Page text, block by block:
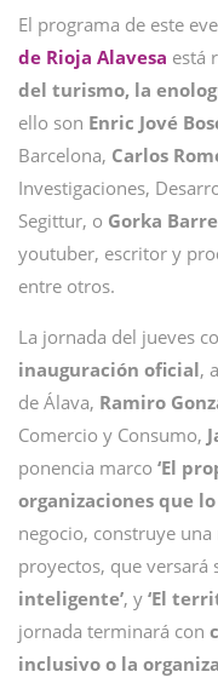
El programa de este
de Rioja Alavesa está
del turismo, la
ello son Enric Jové
Barcelona, Carlos
Investigaciones,
Segittur, o Gorka
youtuber, escritor y
entre otros.
La jornada del jueves
inauguración oficial,
de Álava, Ramiro
Comercio y Consumo,
ponencia marco ‘El
organizaciones que
negocio, construye una
proyectos, que versará
inteligente’, y ‘El
jornada terminará con
inclusivo o la